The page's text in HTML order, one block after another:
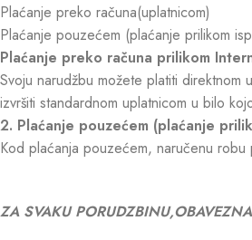
Plaćanje preko računa(uplatnicom)
Plaćanje pouzećem (plaćanje prilikom
Plaćanje preko računa prilikom
Svoju narudžbu možete platiti
izvršiti standardnom uplatnicom u bilo
2. Plaćanje pouzećem (plaćanje
Kod plaćanja pouzećem, naručenu
ZA SVAKU